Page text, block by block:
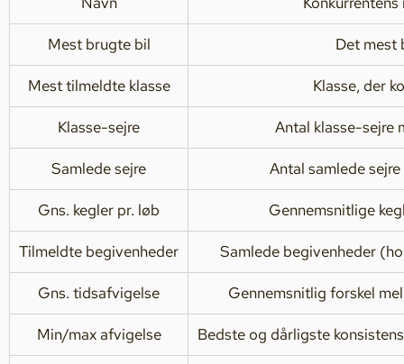
Mest brugte bil Det mest
Mest tilmeldte klasse Klasse, der
Klasse-sejre Antal klasse-sejre
Samlede sejre Antal samlede
Gns. kegler pr. løb Gennemsnitlige
Tilmeldte begivenheder Samlede begivenheder
Gns. tidsafvigelse Gennemsnitlig forskel
Min/max afvigelse Bedste og dårligste